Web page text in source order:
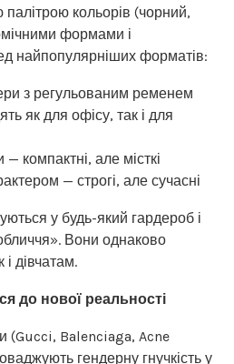
кольорів (чорний,
формами і
найпопулярніших форматів:
з регульованим ременем
як для офісу, так і для
— компактні, але місткі
— строгі, але сучасні
у будь-який гардероб і
Вони однаково
дівчатам.
до нової реальності
(Gucci, Balenciaga, Acne
гендерну гнучкість у